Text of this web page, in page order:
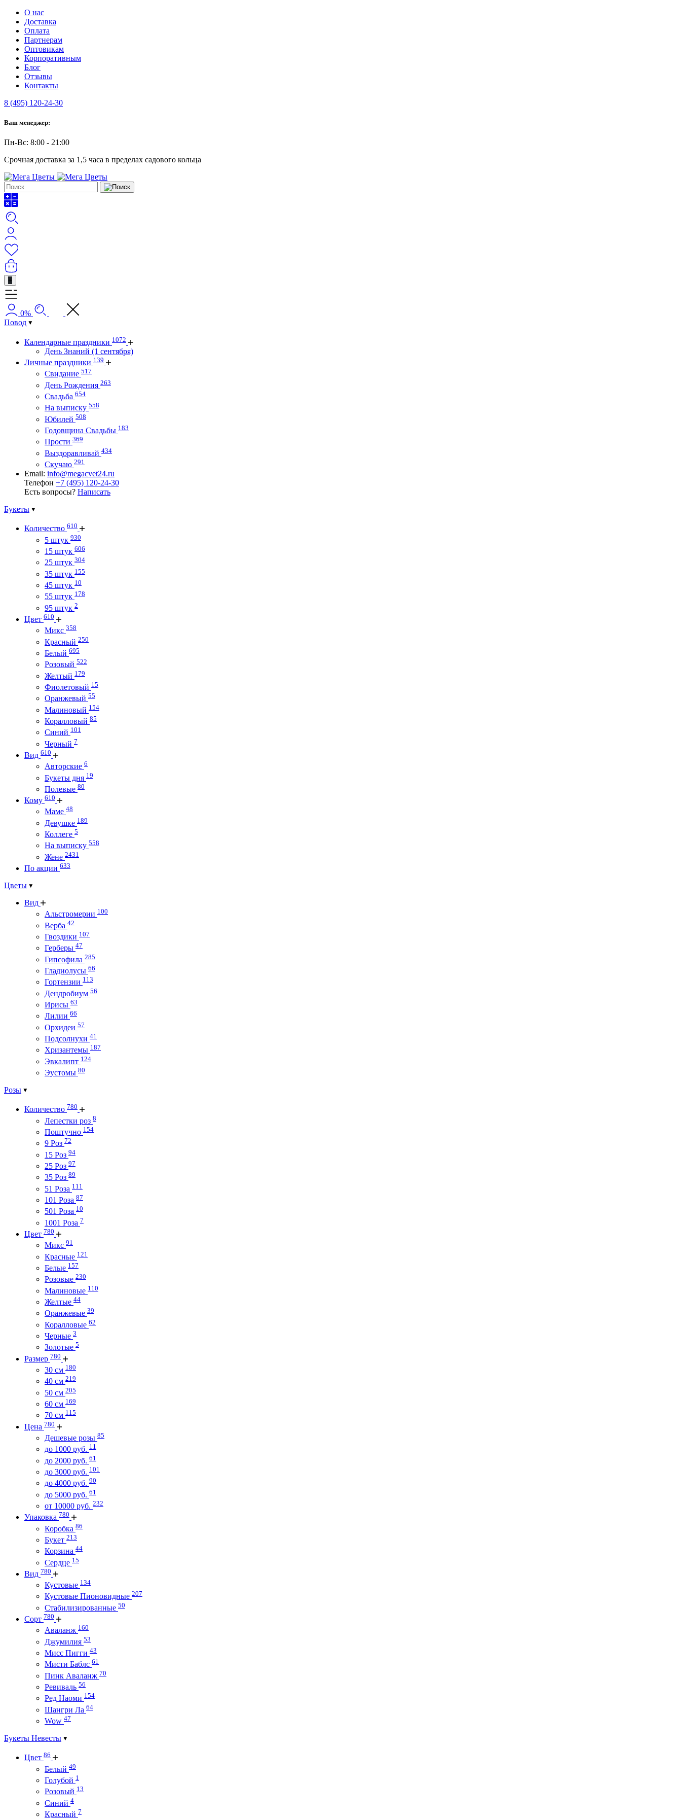
О нас
Доставка
Оплата
Партнерам
Оптовикам
Корпоративным
Блог
Отзывы
Контакты
8 (495) 120-24-30
Ваш менеджер:
Пн-Вс: 8:00 - 21:00
Срочная доставка за 1,5 часа в пределах садового кольца
+
0%
Повод
Календарные праздники 1072
День Знаний (1 сентября)
Личные праздники 139
Свидание 517
День Рождения 263
Свадьба 654
На выписку 558
Юбилей 508
Годовщина Свадьбы 183
Прости 369
Выздоравливай 434
Скучаю 291
Email: info@megacvet24.ru
Телефон +7 (495) 120-24-30
Есть вопросы? Написать
Букеты
Количество 610
5 штук 930
15 штук 606
25 штук 304
35 штук 155
45 штук 10
55 штук 178
95 штук 2
Цвет 610
Микс 358
Красный 250
Белый 695
Розовый 522
Желтый 179
Фиолетовый 15
Оранжевый 55
Малиновый 154
Коралловый 85
Синий 101
Черный 7
Вид 610
Авторские 6
Букеты дня 19
Полевые 80
Кому 610
Маме 48
Девушке 189
Коллеге 5
На выписку 558
Жене 2431
По акции 633
Цветы
Вид
Альстромерии 100
Верба 42
Гвоздики 107
Герберы 47
Гипсофила 285
Гладиолусы 66
Гортензии 113
Дендробиум 56
Ирисы 63
Лилии 66
Орхидеи 57
Подсолнухи 41
Хризантемы 187
Эвкалипт 124
Эустомы 80
Розы
Количество 780
Лепестки роз 8
Поштучно 154
9 Роз 72
15 Роз 94
25 Роз 97
35 Роз 89
51 Роза 111
101 Роза 87
501 Роза 10
1001 Роза 7
Цвет 780
Микс 91
Красные 121
Белые 157
Розовые 230
Малиновые 110
Желтые 44
Оранжевые 39
Коралловые 62
Черные 3
Золотые 5
Размер 780
30 см 180
40 см 219
50 см 205
60 см 169
70 см 115
Цена 780
Дешевые розы 85
до 1000 руб. 11
до 2000 руб. 61
до 3000 руб. 101
до 4000 руб. 90
до 5000 руб. 61
от 10000 руб. 232
Упаковка 780
Коробка 86
Букет 213
Корзина 44
Сердце 15
Вид 780
Кустовые 134
Кустовые Пионовидные 207
Стабилизированные 50
Сорт 780
Аваланж 160
Джумилия 53
Мисс Пигги 43
Мисти Баблс 61
Пинк Аваланж 70
Ревиваль 56
Ред Наоми 154
Шангри Ла 64
Wow 47
Букеты Невесты
Цвет 86
Белый 49
Голубой 1
Розовый 13
Синий 4
Красный 7